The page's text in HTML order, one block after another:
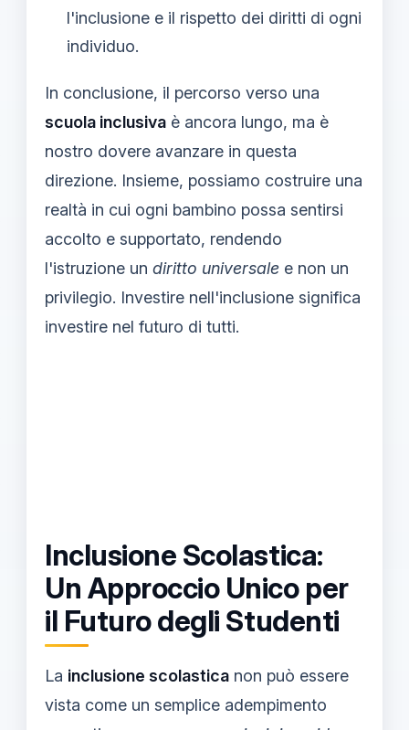
l'inclusione e il rispetto dei diritti di ogni
individuo.
In conclusione, il percorso verso una
scuola inclusiva è ancora lungo, ma è
nostro dovere avanzare in questa
direzione. Insieme, possiamo costruire una
realtà in cui ogni bambino possa sentirsi
accolto e supportato, rendendo
l'istruzione un diritto universale e non un
privilegio. Investire nell'inclusione significa
investire nel futuro di tutti.
Inclusione Scolastica:
Un Approccio Unico per
il Futuro degli Studenti
La inclusione scolastica non può essere
vista come un semplice adempimento